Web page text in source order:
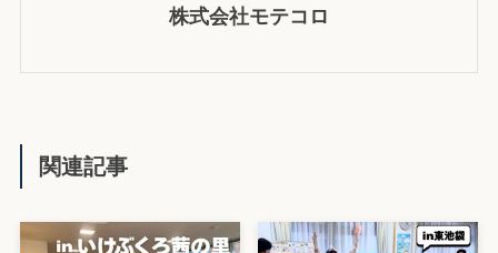
株式会社モテコロ
関連記事